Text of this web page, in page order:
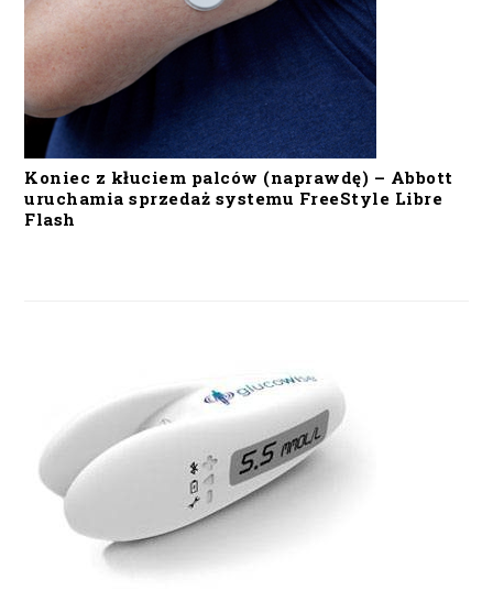
Koniec z kłuciem palców (naprawdę) – Abbott
uruchamia sprzedaż systemu FreeStyle Libre
Flash